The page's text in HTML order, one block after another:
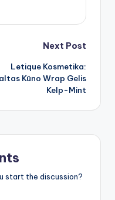
Next Post
Letique Kosmetika:
Kūno Wrap Gelis
Kelp-Mint
start the discussion?